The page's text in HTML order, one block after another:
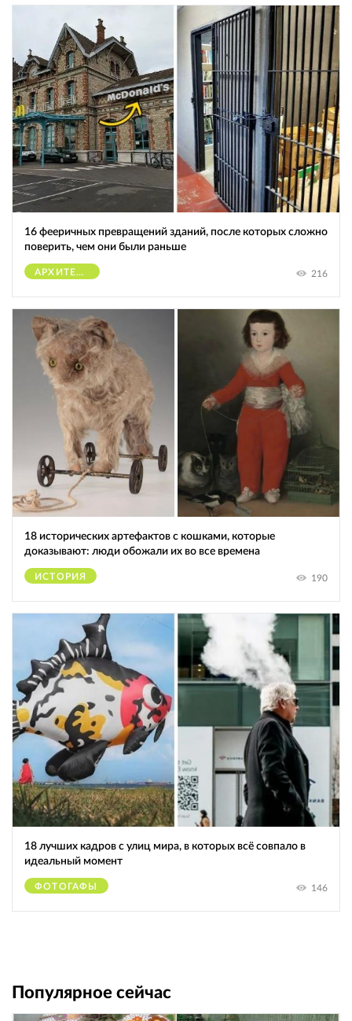
16 фееричных превращений зданий, после которых сложно
поверить, чем они были раньше
АРХИТЕКТУРА 216
18 исторических артефактов с кошками, которые
доказывают: люди обожали их во все времена
ИСТОРИЯ 190
18 лучших кадров с улиц мира, в которых всё совпало в
идеальный момент
ФОТОГАФЫ 146
Популярное сейчас